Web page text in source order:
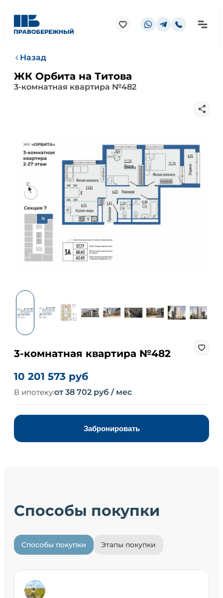
Назад
ЖК Орбита на Титова
3-комнатная квартира №482
3-комнатная квартира №482
10 201 573 руб
В ипотеку:от 38 702 руб / мес
Забронировать
Способы покупки
Способы покупки Этапы покупки